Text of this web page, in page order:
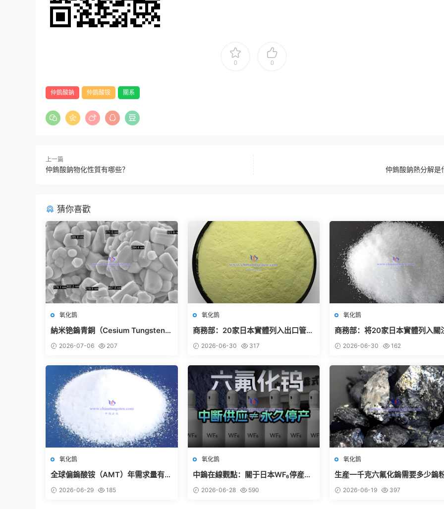
0 0
仲鎢酸鈉 仲鎢酸铵 關系
上一篇
仲鎢酸鈉物化性質有哪些？ 仲鎢酸鈉熱分解是
猜你喜歡
氧化鎢
納米铯鎢青銅（Cesium Tungsten
智造2026-07-06 207
氧化鎢
商務部：20家日本實體列入出口管制
2026-06-30 317
氧化鎢
商務部：将20家日本實體列入關
2026-06-30 162
氧化鎢
全球偏鎢酸铵（AMT）年需求量有多
2026-06-29 185
氧化鎢
中鎢在線觀點：關于日本WF₆停産事
業現實
2026-06-28 590
氧化鎢
生産一千克六氟化鎢需要多少鎢
2026-06-19 397